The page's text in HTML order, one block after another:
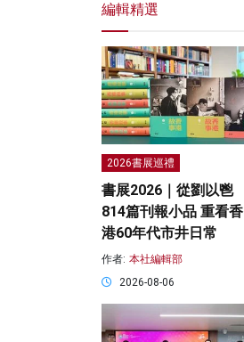
編輯精選
2026書展巡禮
書展2026｜從劉以鬯
814篇刊報小品 重看香
港60年代市井日常
作者: 本社編輯部
2026-08-06